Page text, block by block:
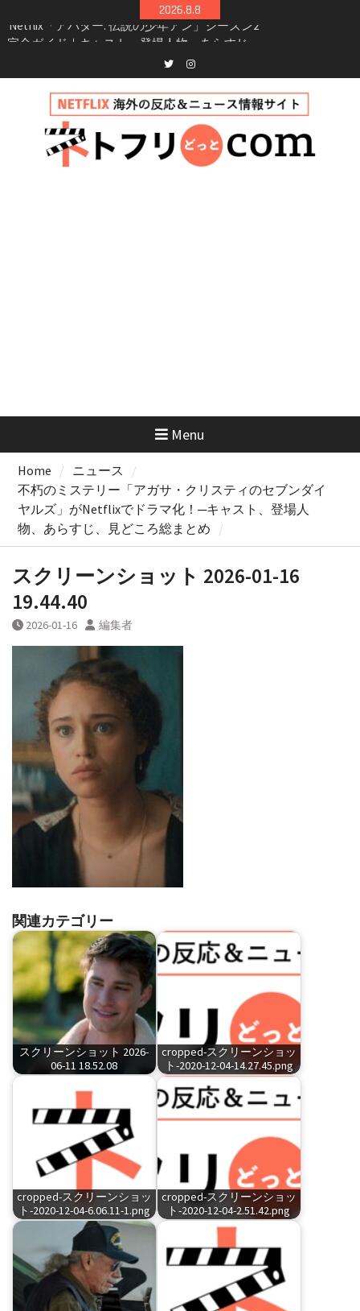
to
2026.8.8
シーズン3最新情報
Netflix映画「ボイスメールで恋をして」キャス
イッチ主演ロマコメ
新決定！2027年撮影開始へ
兄弟大騒動のコメディ映画「リトル・ブラザ
ー」がNetflixで配信！─キャスト・あらすじ・
見どころまとめ
Twitterinstagram
Menu
Home
ニュース
不朽のミステリー「アガサ・クリスティのセブンダイ
ヤルズ」がNetflixでドラマ化！─キャスト、登場人
物、あらすじ、見どころ総まとめ
スクリーンショット 2026-01-16
19.44.40
2026-01-16 編集者
関連カテゴリー
スクリーンショット 2026-
06-11 18.52.08
cropped-スクリーンショッ
ト-2020-12-04-14.27.45.png
cropped-スクリーンショッ
ト-2020-12-04-6.06.11-1.png
cropped-スクリーンショッ
ト-2020-12-04-2.51.42.png